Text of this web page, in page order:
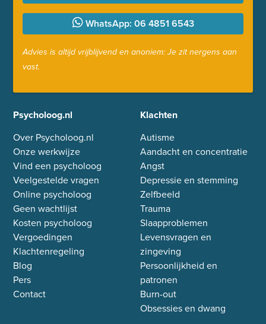
WhatsApp: 06 4851 6543
Advies is altijd vrijblijvend en anoniem: Je zit nergens aan
vast.
Psycholoog.nl
Over Psycholoog.nl
Onze werkwijze
Vind een psycholoog
Veelgestelde vragen
Online psycholoog
Geen wachtlijst
Kosten psycholoog
Vergoedingen
Klachtenregeling
Blog
Pers
Contact
Klachten
Autisme
Aandacht en concentratie
Angst
Depressie en stemming
Zelfbeeld
Trauma
Slaapproblemen
Levensvragen en
zingeving
Persoonlijkheid en
patronen
Burn-out
Obsessies en dwang